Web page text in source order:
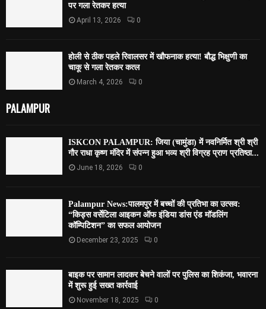
पर गला रेतकर हत्या
April 13, 2026 0
होली से ठीक पहले रिवालसर में खौफनाक हत्या! बौद्ध भिक्षुणी का
चाकू से गला रेतकर कत्ल
March 4, 2026 0
PALAMPUR
ISKCON PALAMPUR: जिया (चामुंडा) में नवनिर्मित श्री श्री
गौर राधा कृष्ण मंदिर में संपन्न हुआ भव्य श्री विग्रह प्राण प्रतिष्ठा...
June 18, 2026 0
Palampur News:पालमपुर में बच्चों की प्रतिभा का उत्सव:
“किड्स वर्सेटिला आइकन ऑफ इंडिया डांस एंड मॉडलिंग
कॉम्पिटिशन” का सफल आयोजन
December 23, 2025 0
बाइक पर सामान लादकर बेचने वालों पर पुलिस का शिकंजा, भवारना
में शुरू हुई सख्त कार्रवाई
November 18, 2025 0